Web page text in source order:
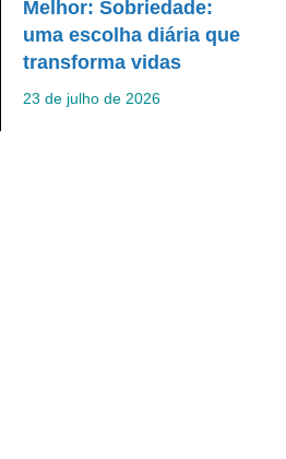
Melhor: Sobriedade:
uma escolha diária que
transforma vidas
23 de julho de 2026